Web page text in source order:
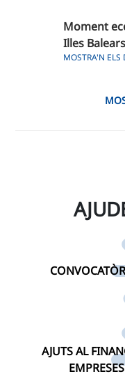
Moment
Illes Balears
MOSTRA'N ELS
AJUTS AL